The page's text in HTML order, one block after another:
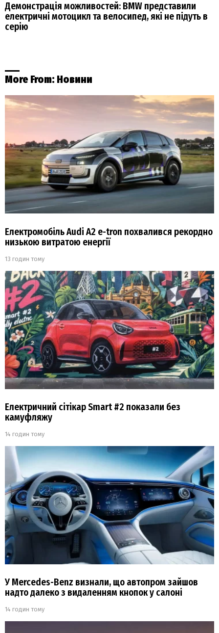
Демонстрація можливостей: BMW представили
електричні мотоцикл та велосипед, які не підуть в
серію
More From: Новини
Електромобіль Audi A2 e-tron похвалився рекордно
низькою витратою енергії
13 годин тому
Електричний сітікар Smart #2 показали без
камуфляжу
14 годин тому
У Mercedes-Benz визнали, що автопром зайшов
надто далеко з видаленням кнопок у салоні
14 годин тому